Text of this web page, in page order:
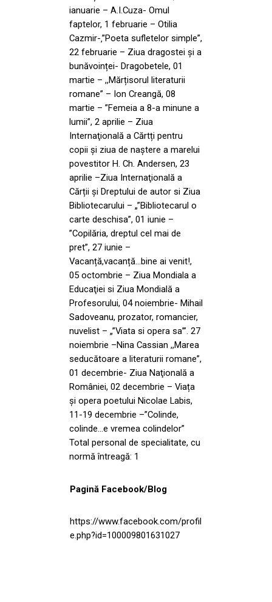
ianuarie – A.I.Cuza- Omul
faptelor, 1 februarie – Otilia
Cazmir-‚”Poeta sufletelor simple”,
22 februarie – Ziua dragostei și a
bunăvoinței- Dragobetele, 01
martie – ,,Mărțisorul literaturii
romane” – Ion Creangă, 08
martie – ”Femeia a 8-a minune a
lumii”, 2 aprilie – Ziua
Internaţională a Cărtți pentru
copii și ziua de naştere a marelui
povestitor H. Ch. Andersen, 23
aprilie –Ziua Internaţională a
Cărții și Dreptului de autor si Ziua
Bibliotecarului – „”Bibliotecarul o
carte deschisa”, 01 iunie –
”Copilăria, dreptul cel mai de
pret”, 27 iunie –
Vacanță,vacanță…bine ai venit!,
05 octombrie – Ziua Mondiala a
Educaţiei si Ziua Mondială a
Profesorului, 04 noiembrie- Mihail
Sadoveanu, prozator, romancier,
nuvelist – „”Viata si opera sa’”. 27
noiembrie –Nina Cassian ,,Marea
seducătoare a literaturii romane”,
01 decembrie- Ziua Naţională a
României, 02 decembrie – Viața
și opera poetului Nicolae Labis,
11-19 decembrie –”Colinde,
colinde…e vremea colindelor”
Total personal de specialitate, cu
normă întreagă: 1
Pagină Facebook/Blog
https://www.facebook.com/profil
e.php?id=100009801631027